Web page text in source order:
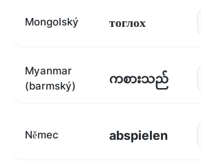
Mongolský тоглох
Myanmar
(barmský)
ကစားသည်
Němec abspielen